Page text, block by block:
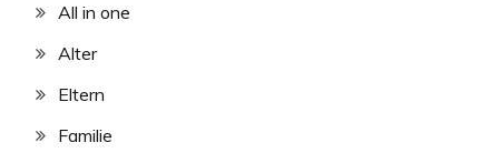
All in one
Alter
Eltern
Familie